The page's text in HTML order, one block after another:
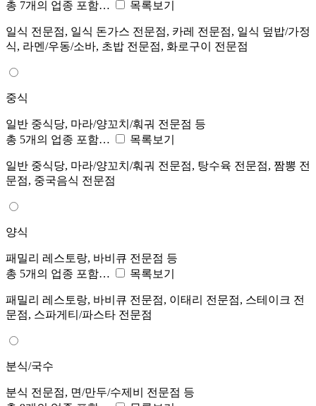
총 7개의 업종 포함… 목록보기
일식 전문점, 일식 돈가스 전문점, 카레 전문점, 일식 덮밥/가정
식, 라멘/우동/소바, 초밥 전문점, 화로구이 전문점
중식
일반 중식당, 마라/양꼬치/훠궈 전문점 등
총 5개의 업종 포함…
목록보기
일반 중식당, 마라/양꼬치/훠궈 전문점, 탕수육 전문점, 짬뽕 전
문점, 중국음식 전문점
양식
패밀리 레스토랑, 바비큐 전문점 등
총 5개의 업종 포함…
목록보기
패밀리 레스토랑, 바비큐 전문점, 이태리 전문점, 스테이크 전
문점, 스파게티/파스타 전문점
분식/국수
분식 전문점, 면/만두/수제비 전문점 등